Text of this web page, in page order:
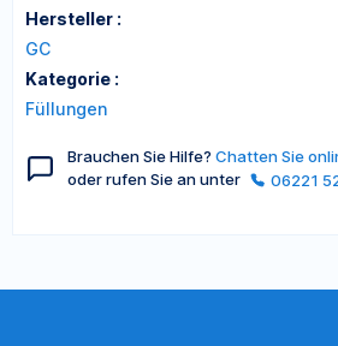
Hersteller :
GC
Kategorie :
Füllungen
Brauchen Sie Hilfe? Chatten Sie
oder rufen Sie an unter
06221